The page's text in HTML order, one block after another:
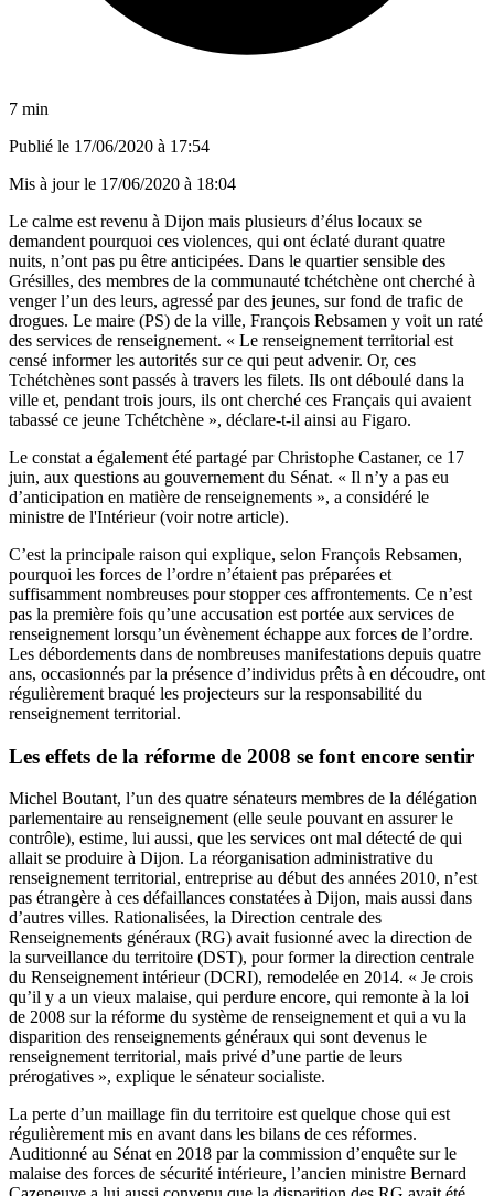
7 min
Publié le 17/06/2020 à 17:54
Mis à jour le 17/06/2020 à 18:04
Le calme est revenu à Dijon mais plusieurs d’élus locaux se
demandent pourquoi ces violences, qui ont éclaté durant quatre
nuits, n’ont pas pu être anticipées. Dans le quartier sensible des
Grésilles, des membres de la communauté tchétchène ont cherché à
venger l’un des leurs, agressé par des jeunes, sur fond de trafic de
drogues. Le maire (PS) de la ville, François Rebsamen y voit un raté
des services de renseignement. « Le renseignement territorial est
censé informer les autorités sur ce qui peut advenir. Or, ces
Tchétchènes sont passés à travers les filets. Ils ont déboulé dans la
ville et, pendant trois jours, ils ont cherché ces Français qui avaient
tabassé ce jeune Tchétchène », déclare-t-il ainsi au Figaro.
Le constat a également été partagé par Christophe Castaner, ce 17
juin, aux questions au gouvernement du Sénat. « Il n’y a pas eu
d’anticipation en matière de renseignements », a considéré le
ministre de l'Intérieur (voir notre article).
C’est la principale raison qui explique, selon François Rebsamen,
pourquoi les forces de l’ordre n’étaient pas préparées et
suffisamment nombreuses pour stopper ces affrontements. Ce n’est
pas la première fois qu’une accusation est portée aux services de
renseignement lorsqu’un évènement échappe aux forces de l’ordre.
Les débordements dans de nombreuses manifestations depuis quatre
ans, occasionnés par la présence d’individus prêts à en découdre, ont
régulièrement braqué les projecteurs sur la responsabilité du
renseignement territorial.
Les effets de la réforme de 2008 se font encore sentir
Michel Boutant, l’un des quatre sénateurs membres de la délégation
parlementaire au renseignement (elle seule pouvant en assurer le
contrôle), estime, lui aussi, que les services ont mal détecté de qui
allait se produire à Dijon. La réorganisation administrative du
renseignement territorial, entreprise au début des années 2010, n’est
pas étrangère à ces défaillances constatées à Dijon, mais aussi dans
d’autres villes. Rationalisées, la Direction centrale des
Renseignements généraux (RG) avait fusionné avec la direction de
la surveillance du territoire (DST), pour former la direction centrale
du Renseignement intérieur (DCRI), remodelée en 2014. « Je crois
qu’il y a un vieux malaise, qui perdure encore, qui remonte à la loi
de 2008 sur la réforme du système de renseignement et qui a vu la
disparition des renseignements généraux qui sont devenus le
renseignement territorial, mais privé d’une partie de leurs
prérogatives », explique le sénateur socialiste.
La perte d’un maillage fin du territoire est quelque chose qui est
régulièrement mis en avant dans les bilans de ces réformes.
Auditionné au Sénat en 2018 par la commission d’enquête sur le
malaise des forces de sécurité intérieure, l’ancien ministre Bernard